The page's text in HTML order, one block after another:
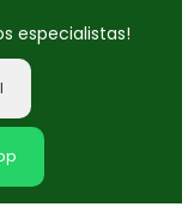
especialistas!